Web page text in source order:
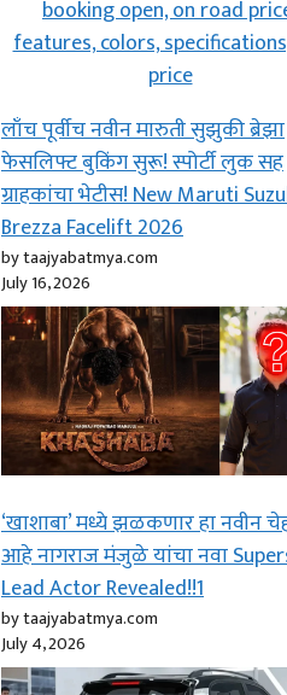
लाँच पूर्वीच नवीन मारुती सुझुकी ब्रेझा
फेसलिफ्ट बुकिंग सुरू! स्पोर्टी लुक सह
ग्राहकांचा भेटीस! New Maruti
Brezza Facelift 2026
by taajyabatmya.com
July 16, 2026
‘खाशाबा’ मध्ये झळकणार हा नवीन
आहे नागराज मंजुळे यांचा नवा
Lead Actor Revealed!!1
by taajyabatmya.com
July 4, 2026